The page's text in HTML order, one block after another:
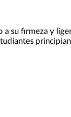
su firmeza y